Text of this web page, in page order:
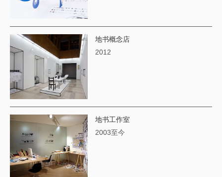
地书概念店
2012
地书工作室
2003至今